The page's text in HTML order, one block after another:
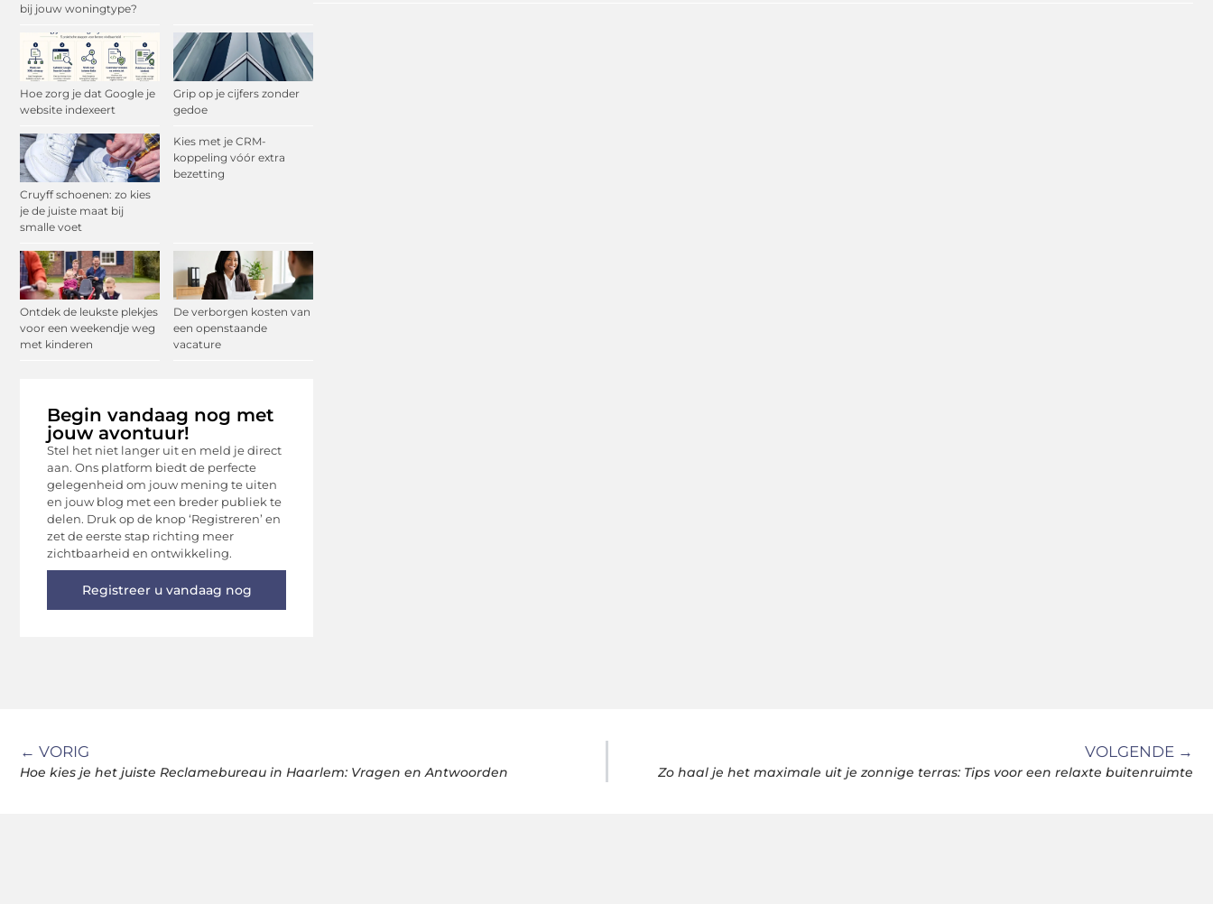
bij jouw woningtype?
Hoe zorg je dat Google je
website indexeert
Grip op je cijfers zonder
gedoe
Cruyff schoenen: zo kies
je de juiste maat bij
smalle voet
Kies met je CRM-
koppeling vóór extra
bezetting
Ontdek de leukste plekjes
voor een weekendje weg
met kinderen
De verborgen kosten van
een openstaande
vacature
Begin vandaag nog met
jouw avontuur!
Stel het niet langer uit en meld je direct
aan. Ons platform biedt de perfecte
gelegenheid om jouw mening te uiten
en jouw blog met een breder publiek te
delen. Druk op de knop ‘Registreren’ en
zet de eerste stap richting meer
zichtbaarheid en ontwikkeling.
Registreer u vandaag nog
← VORIG
Hoe kies je het juiste Reclamebureau in Haarlem: Vragen en Antwoorden
VOLGENDE →
Zo haal je het maximale uit je zonnige terras: Tips voor een relaxte buitenruimte